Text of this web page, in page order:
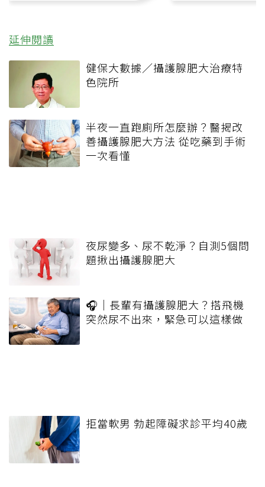
延伸閱讀
健保大數據／攝護腺肥大治療特
色院所
半夜一直跑廁所怎麼辦？醫揭改
善攝護腺肥大方法 從吃藥到手術
一次看懂
夜尿變多、尿不乾淨？自測5個問
題揪出攝護腺肥大
🎧｜長輩有攝護腺肥大？搭飛機
突然尿不出來，緊急可以這樣做
拒當軟男 勃起障礙求診平均40歲